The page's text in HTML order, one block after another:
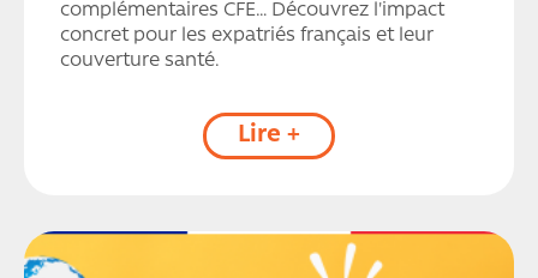
complémentaires CFE… Découvrez l'impact
concret pour les expatriés français et leur
couverture santé.
Lire +